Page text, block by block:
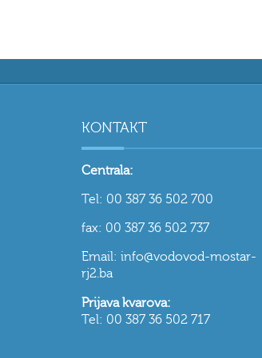
KONTAKT
Centrala:
Tel: 00 387 36 502 700
fax: 00 387 36 502 737
Email: info@vodovod-mostar-
rj2.ba
Prijava kvarova:
Tel: 00 387 36 502 717